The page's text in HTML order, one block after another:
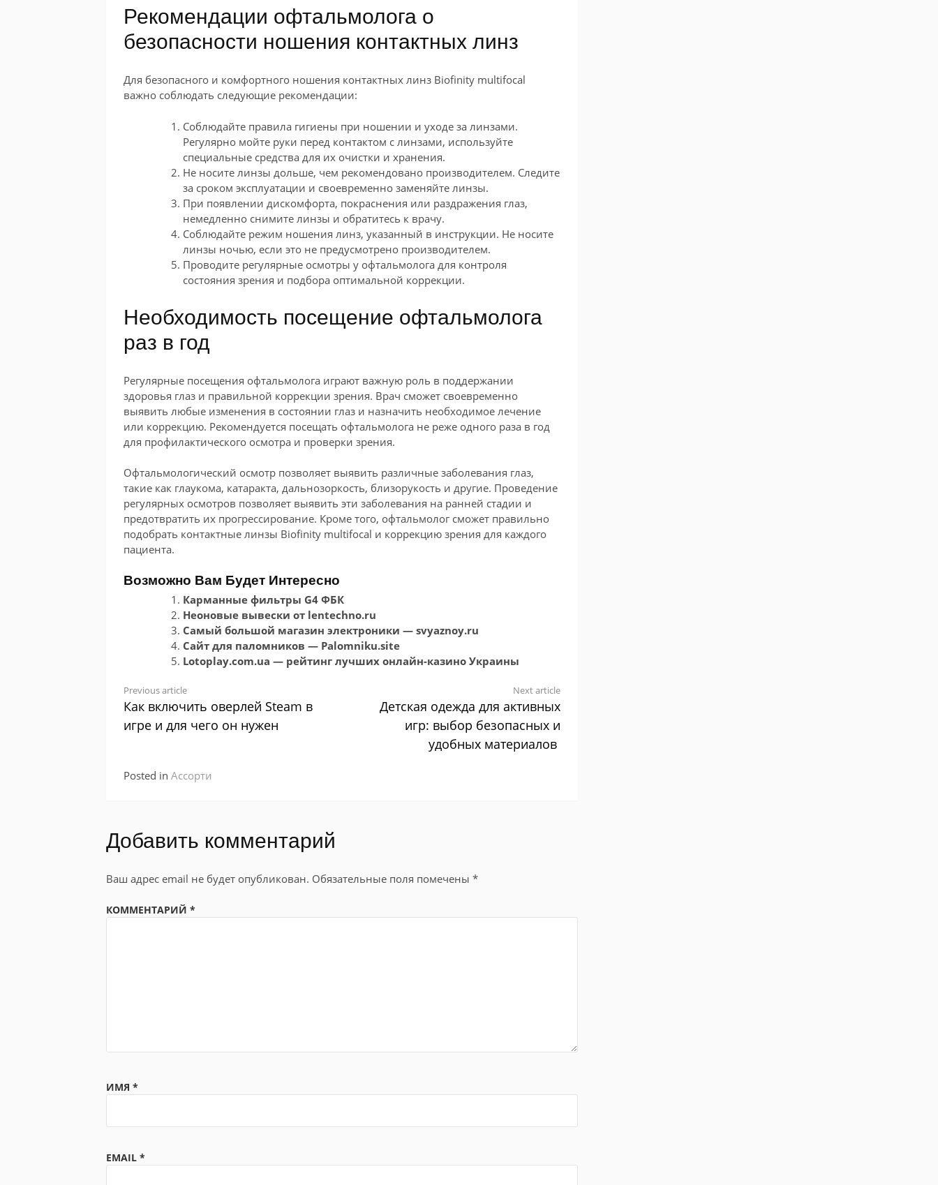
Рекомендации офтальмолога о
безопасности ношения контактных линз
Для безопасного и комфортного ношения контактных линз Biofinity multifocal
важно соблюдать следующие рекомендации:
Соблюдайте правила гигиены при ношении и уходе за линзами.
Регулярно мойте руки перед контактом с линзами, используйте
специальные средства для их очистки и хранения.
Не носите линзы дольше, чем рекомендовано производителем. Следите
за сроком эксплуатации и своевременно заменяйте линзы.
При появлении дискомфорта, покраснения или раздражения глаз,
немедленно снимите линзы и обратитесь к врачу.
Соблюдайте режим ношения линз, указанный в инструкции. Не носите
линзы ночью, если это не предусмотрено производителем.
Проводите регулярные осмотры у офтальмолога для контроля
состояния зрения и подбора оптимальной коррекции.
Необходимость посещение офтальмолога
раз в год
Регулярные посещения офтальмолога играют важную роль в поддержании
здоровья глаз и правильной коррекции зрения. Врач сможет своевременно
выявить любые изменения в состоянии глаз и назначить необходимое лечение
или коррекцию. Рекомендуется посещать офтальмолога не реже одного раза в год
для профилактического осмотра и проверки зрения.
Офтальмологический осмотр позволяет выявить различные заболевания глаз,
такие как глаукома, катаракта, дальнозоркость, близорукость и другие. Проведение
регулярных осмотров позволяет выявить эти заболевания на ранней стадии и
предотвратить их прогрессирование. Кроме того, офтальмолог сможет правильно
подобрать контактные линзы Biofinity multifocal и коррекцию зрения для каждого
пациента.
Возможно Вам Будет Интересно
Карманные фильтры G4 ФБК
Неоновые вывески от lentechno.ru
Самый большой магазин электроники — svyaznoy.ru
Сайт для паломников — Palomniku.site
Lotoplay.com.ua — рейтинг лучших онлайн-казино Украины
Continue
Reading
Previous article
Как включить оверлей Steam в
игре и для чего он нужен
Next article
Детская одежда для активных
игр: выбор безопасных и
удобных материалов
Posted in Ассорти
Добавить комментарий
Ваш адрес email не будет опубликован. Обязательные поля помечены *
КОММЕНТАРИЙ *
ИМЯ *
EMAIL *